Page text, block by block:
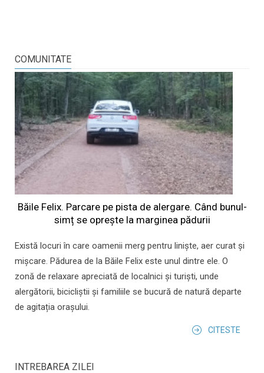
COMUNITATE
Băile Felix. Parcare pe pista de alergare. Când bunul-
simț se oprește la marginea pădurii
Există locuri în care oamenii merg pentru liniște, aer curat și
mișcare. Pădurea de la Băile Felix este unul dintre ele. O
zonă de relaxare apreciată de localnici și turiști, unde
alergătorii, bicicliștii și familiile se bucură de natură departe
de agitația orașului.
CITESTE
INTREBAREA ZILEI